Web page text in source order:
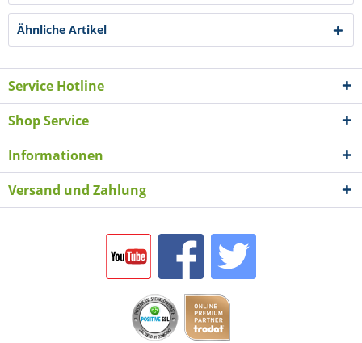
Ähnliche Artikel
Service Hotline
Shop Service
Informationen
Versand und Zahlung